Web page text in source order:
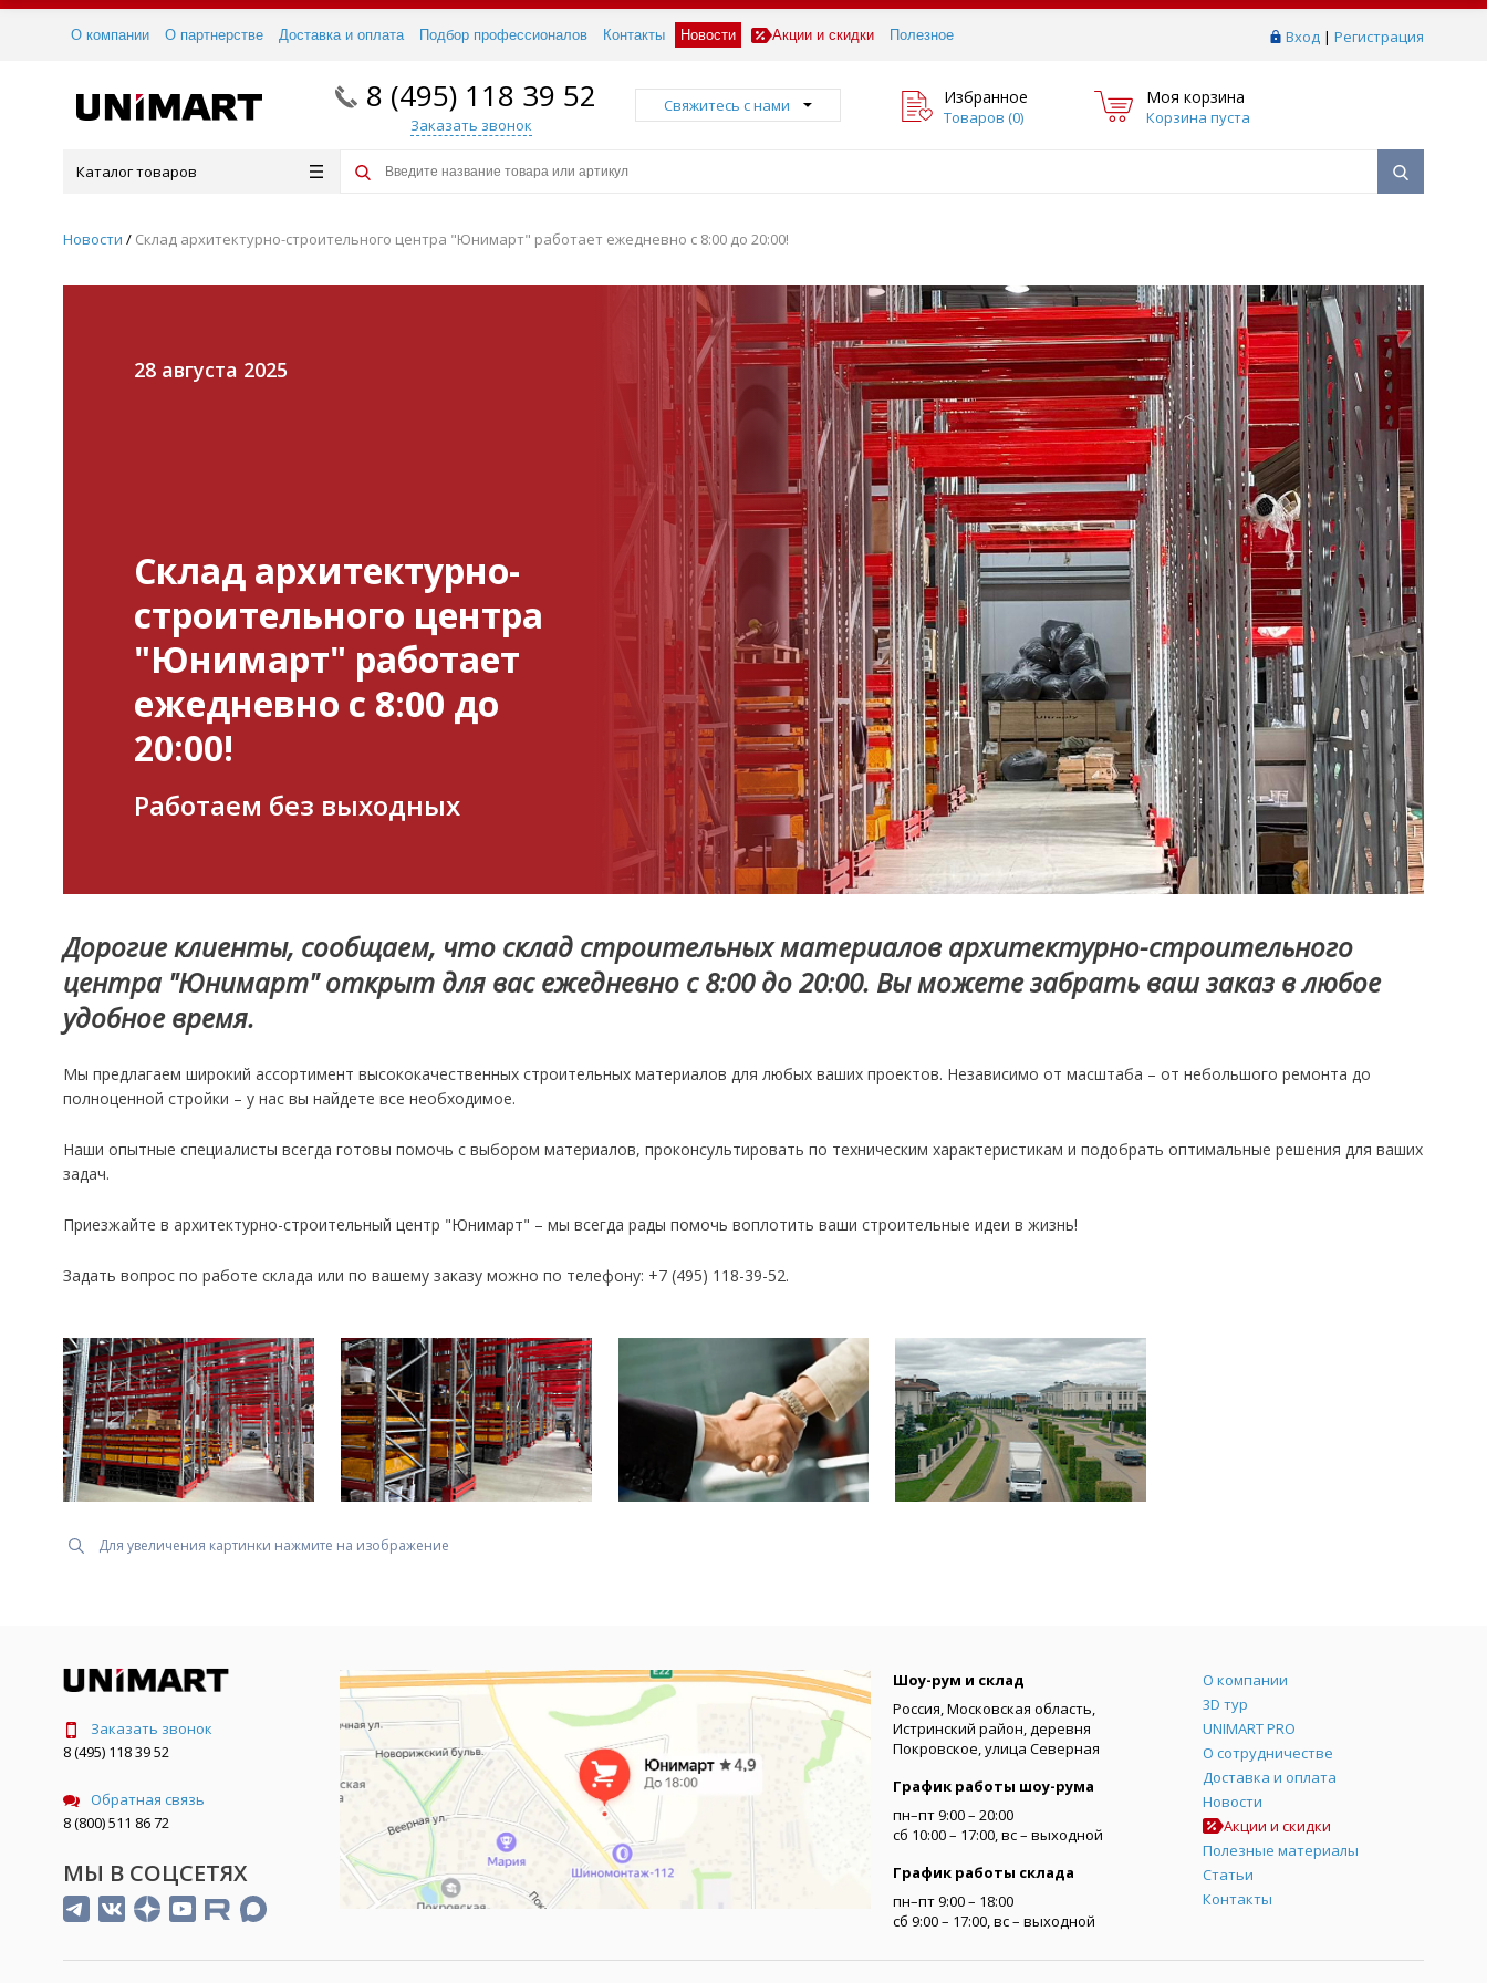
Вход | Регистрация
О компании О партнерстве Доставка и оплата Подбор профессионалов Контакты Новости Акции и скидки Полезное
8 (495) 118 39 52
Заказать звонок
Свяжитесь с нами Избранное
Товаров (0)
Моя корзина
Корзина пуста
Каталог товаров
Новости / Склад архитектурно-строительного центра "Юнимарт" работает ежедневно с 8:00 до 20:00!
28 августа 2025
Склад архитектурно-
строительного центра
"Юнимарт" работает
ежедневно с 8:00 до
20:00!
Работаем без выходных
Дорогие клиенты, сообщаем, что склад строительных материалов архитектурно-строительного
центра "Юнимарт" открыт для вас ежедневно с 8:00 до 20:00. Вы можете забрать ваш заказ в любое
удобное время.
Мы предлагаем широкий ассортимент высококачественных строительных материалов для любых ваших проектов. Независимо от масштаба – от небольшого ремонта до
полноценной стройки – у нас вы найдете все необходимое.
Наши опытные специалисты всегда готовы помочь с выбором материалов, проконсультировать по техническим характеристикам и подобрать оптимальные решения для ваших
задач.
Приезжайте в архитектурно-строительный центр "Юнимарт" – мы всегда рады помочь воплотить ваши строительные идеи в жизнь!
Задать вопрос по работе склада или по вашему заказу можно по телефону: +7 (495) 118-39-52.
Для увеличения картинки нажмите на изображение
Заказать звонок
8 (495) 118 39 52
Обратная связь
8 (800) 511 86 72
МЫ В СОЦСЕТЯХ
Шоу-рум и склад
Россия, Московская область,
Истринский район, деревня
Покровское, улица Северная
График работы шоу-рума
пн–пт 9:00 – 20:00
сб 10:00 – 17:00, вс – выходной
График работы склада
пн–пт 9:00 – 18:00
сб 9:00 – 17:00, вс – выходной
Меню
О компании
3D тур
UNIMART PRO
О сотрудничестве
Доставка и оплата
Новости
Акции и скидки
Полезные материалы
Статьи
Контакты